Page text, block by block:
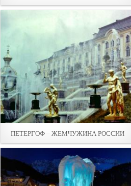
ПЕТЕРГОФ – ЖЕМЧУЖИНА РОССИИ